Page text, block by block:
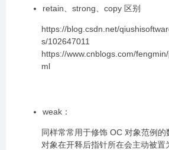
retain、strong、copy 区别
https://blog.csdn.net/
s/102647011
https://www.cnblogs.com/
ml
weak：
同样常常用于修饰 OC 对象范例的
对象在开释后指针所在会主动被置